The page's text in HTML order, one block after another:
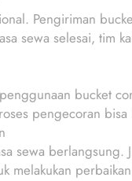
Pengiriman
sewa selesai, tim
bucket
pengecoran
sewa berlangsung.
melakukan